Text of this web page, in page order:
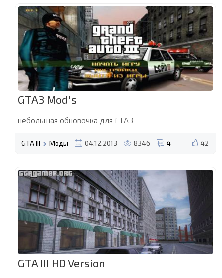
GTA3 Mod's
небольшая обновочка для ГТА3
42
GTA III Моды 04.12.2013 8346 4
GTA III HD Version